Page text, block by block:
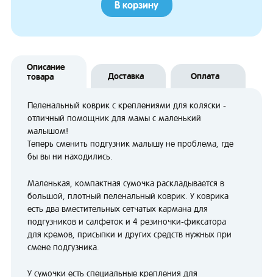
В корзину
Описание
товара
Доставка Оплата
Пеленальный коврик с креплениями для коляски -
отличный помощник для мамы с маленький
малышом!
Теперь сменить подгузник малышу не проблема, где
бы вы ни находились.
Маленькая, компактная сумочка раскладывается в
большой, плотный пеленальный коврик. У коврика
есть два вместительных сетчатых кармана для
подгузников и салфеток и 4 резиночки-фиксатора
для кремов, присыпки и других средств нужных при
смене подгузника.
У сумочки есть специальные крепления для